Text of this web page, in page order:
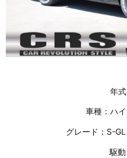
年
車種：ハ
グレード：S-
駆